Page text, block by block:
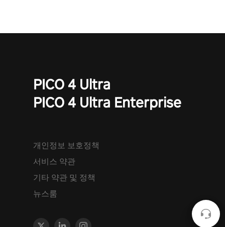
PICO 4 Ultra
PICO 4 Ultra Enterprise
개인정보 보호정책
서비스 약관
기타 약관 및 정책
뉴스룸